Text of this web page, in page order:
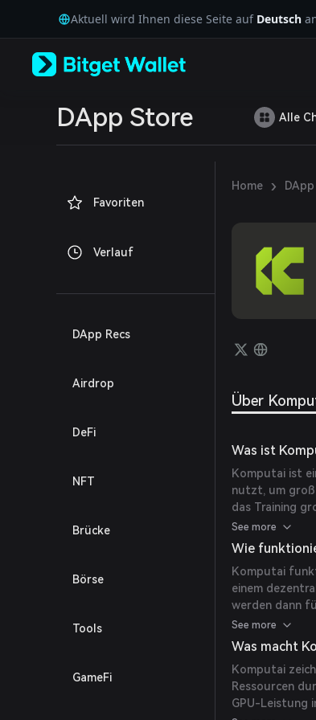
Tiếng Việt
Русский
Español (Latinoamérica)
Português (Portugal)
Bahasa Indonesia
Español (Argentina)
Aktuell wird Ihnen diese Seite auf Deutsch
DApp Store Alle
Favoriten
Verlauf
DApp Recs
Airdrop
DeFi
NFT
Brücke
Börse
Tools
GameFi
Home ›
Über
Was ist
Komputai ist
nutzt, um groß
das Training
See more
Wie
Komputai
einem
werden dann
von LLMs.
wodurch ein
See more
Was macht
Komputai
Ressourcen
GPU-Leistung